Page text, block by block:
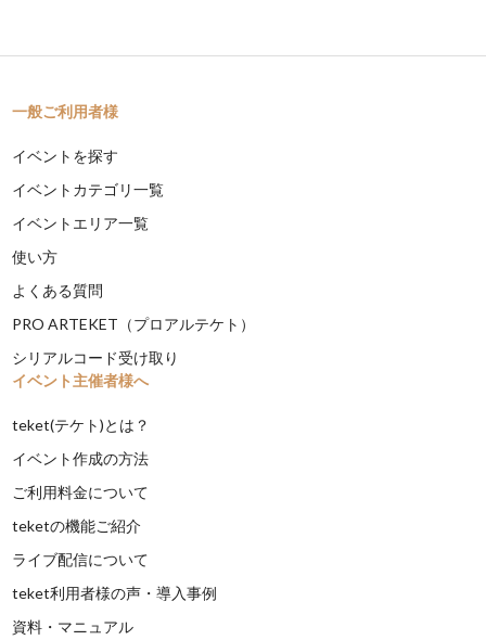
一般ご利用者様
イベントを探す
イベントカテゴリ一覧
イベントエリア一覧
使い方
よくある質問
PRO ARTEKET（プロアルテケト）
シリアルコード受け取り
イベント主催者様へ
teket(テケト)とは？
イベント作成の方法
ご利用料金について
teketの機能ご紹介
ライブ配信について
teket利用者様の声・導入事例
資料・マニュアル